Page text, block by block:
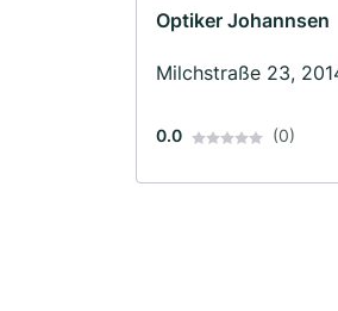
Optiker Johannsen
Milchstraße 23,
0.0 (0)